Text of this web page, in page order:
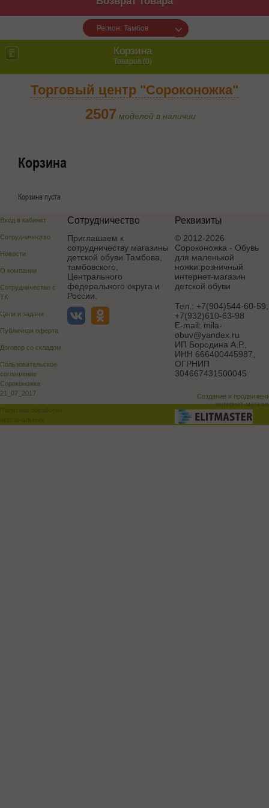
Регион: Тамбов
Корзина
Товаров (0)
Торговый центр "Сороконожка"
2507 моделей в наличии
Корзина
Корзина пуста
Вход в кабинет
Сотрудничество
Новости
О компании
Сотрудничество с
ТК
Цели и задачи
Публичная оферта
Договор со складом
Пользовательское
соглашение
Сороконожка
21_07_2017
Сотрудничество
Приглашаем к
сотрудничеству магазины
детской обуви Тамбова,
тамбовского,
Центрального
федерального округа и
России.
Реквизиты
© 2012-2026
Сороконожка - Обувь
для маленькой
ножки:розничный
интернет-магазин
детской обуви
Тел.: +7(904)544-60-59;
+7(932)610-63-98
E-mail: mila-
obuv@yandex.ru
ИП Бородина А.Р.
ИНН 666400445987,
ОГРНИП
304667431500045
Создание и
интернет-